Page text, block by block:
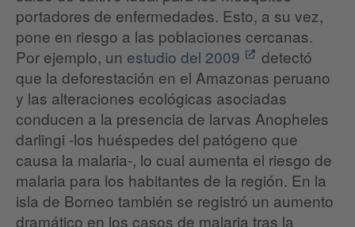
portadores de enfermedades. Esto, a su vez,
pone en riesgo a las poblaciones cercanas.
Por ejemplo, un estudio del 2009
detectó
que la deforestación en el Amazonas peruano
y las alteraciones ecológicas asociadas
conducen a la presencia de larvas Anopheles
darlingi -los huéspedes del patógeno que
causa la malaria-, lo cual aumenta el riesgo de
malaria para los habitantes de la región. En la
isla de Borneo también se registró un aumento
dramático en los casos de malaria tras la